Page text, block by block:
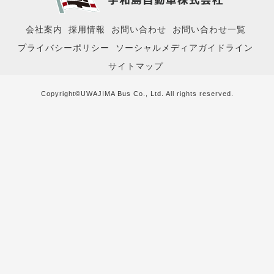
会社案内 採用情報 お問い合わせ
お問い合わせ一覧
プライバシーポリシー
ソーシャルメディアガイドライン
サイトマップ
Copyright©UWAJIMA Bus Co., Ltd. All rights reserved.